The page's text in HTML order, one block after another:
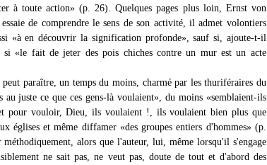
à toute action» (p. 26). Quelques pages plus loin, Ernst von
de comprendre le sens de son activité, il admet volontiers
«à en découvrir la signification profonde», sauf si, ajoute-t-il
si «le fait de jeter des pois chiches contre un mur est un acte
paraître, un temps du moins, charmé par les thuriféraires du
au juste ce que ces gens-là voulaient», du moins «semblaient-ils
pour vouloir, Dieu, ils voulaient !, ils voulaient bien plus que
églises et même diffamer «des groupes entiers d'hommes» (p.
alors que l'auteur, lui, même lorsqu'il s'engage
ne sait pas, ne veut pas, doute de tout et d'abord des